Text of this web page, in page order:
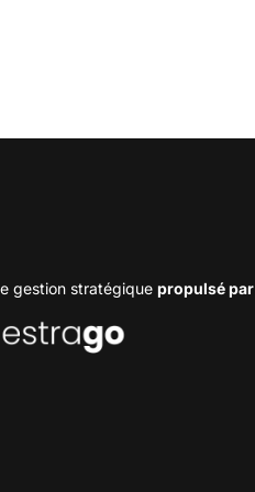
gestion stratégique propulsé par